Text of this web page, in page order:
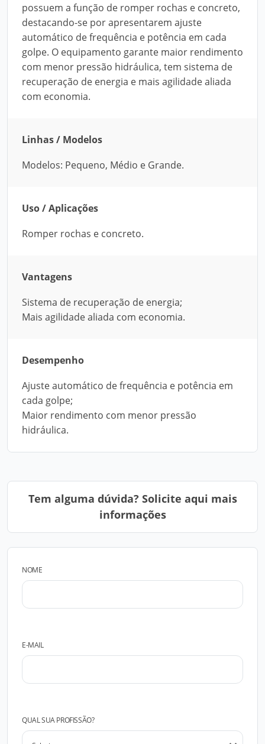
possuem a função de romper rochas e concreto,
destacando-se por apresentarem ajuste
automático de frequência e potência em cada
golpe. O equipamento garante maior rendimento
com menor pressão hidráulica, tem sistema de
recuperação de energia e mais agilidade aliada
com economia.
Linhas / Modelos
Modelos: Pequeno, Médio e Grande.
Uso / Aplicações
Romper rochas e concreto.
Vantagens
Sistema de recuperação de energia;
Mais agilidade aliada com economia.
Desempenho
Ajuste automático de frequência e potência em
cada golpe;
Maior rendimento com menor pressão
hidráulica.
Tem alguma dúvida? Solicite aqui mais
informações
NOME
E-MAIL
QUAL SUA PROFISSÃO?